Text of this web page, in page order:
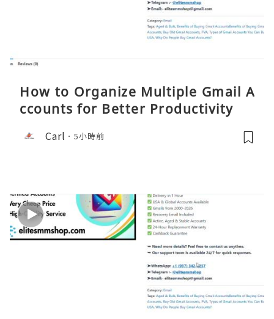
How to Organize Multiple Gmail A
ccounts for Better Productivity
Carl 5小時前